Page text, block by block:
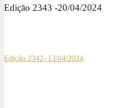
Edição 2343 -20/04/2024
Edição 2342- 13/04/2024